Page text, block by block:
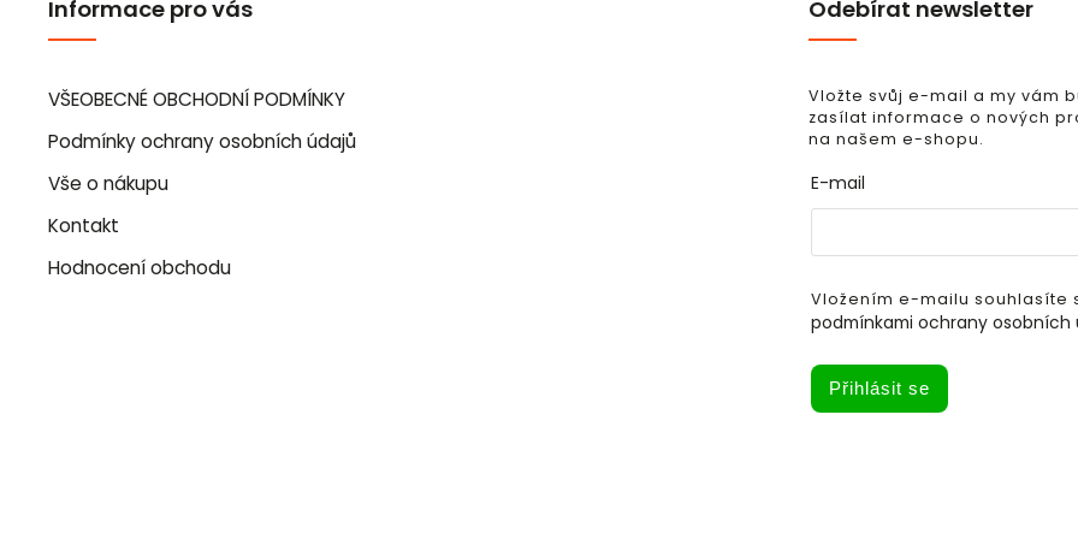
Informace pro vás
VŠEOBECNÉ OBCHODNÍ PODMÍNKY
Podmínky ochrany osobních údajů
Vše o nákupu
Kontakt
Hodnocení obchodu
Odebírat newsletter
Vložte svůj e-mail a my vám
zasílat informace o nových
na našem e-shopu.
E-mail
Vložením e-mailu souhlasíte
podmínkami ochrany osobních
Přihlásit se